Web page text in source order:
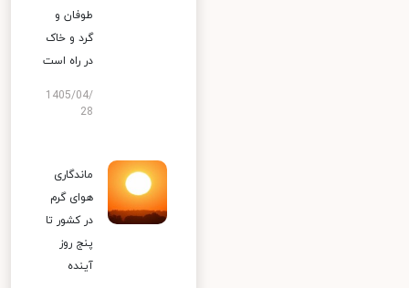
طوفان و
گرد و خاک
در راه است
1405/04/
28
ماندگاری
هوای گرم
در کشور تا
پنج روز
آینده